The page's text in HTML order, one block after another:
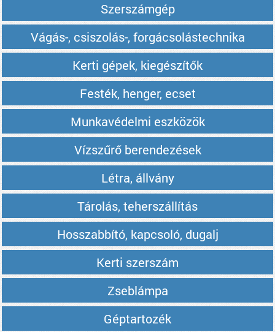
Szerszámgép
Vágás-, csiszolás-, forgácsolástechnika
Kerti gépek, kiegészítők
Festék, henger, ecset
Munkavédelmi eszközök
Vízszűrő berendezések
Létra, állvány
Tárolás, teherszállítás
Hosszabbító, kapcsoló, dugalj
Kerti szerszám
Zseblámpa
Géptartozék